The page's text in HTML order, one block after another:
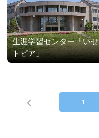
生涯学習センター「いせ
トピア」
1